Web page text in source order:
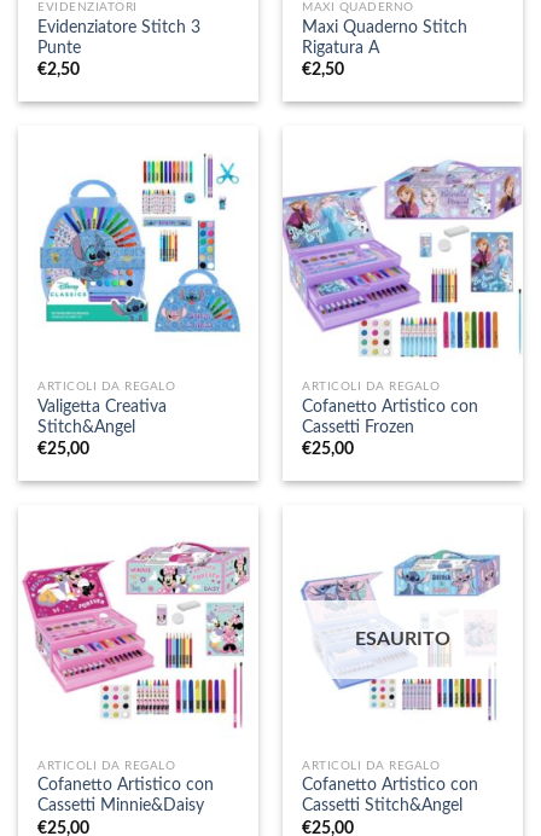
EVIDENZIATORI
Evidenziatore Stitch 3
Punte
€2,50
MAXI QUADERNO
Maxi Quaderno Stitch
Rigatura A
€2,50
ARTICOLI DA REGALO
Valigetta Creativa
Stitch&Angel
€25,00
ARTICOLI DA REGALO
Cofanetto Artistico con
Cassetti Frozen
€25,00
ARTICOLI DA REGALO
Cofanetto Artistico con
Cassetti Minnie&Daisy
€25,00
ESAURITO
ARTICOLI DA REGALO
Cofanetto Artistico con
Cassetti Stitch&Angel
€25,00